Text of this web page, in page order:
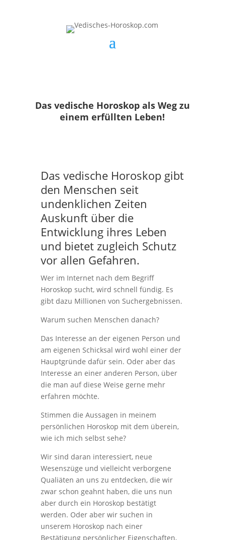
Das vedische Horoskop als Weg zu
einem erfüllten Leben!
Das vedische Horoskop gibt
den Menschen seit
undenklichen Zeiten
Auskunft über die
Entwicklung ihres Leben
und bietet zugleich Schutz
vor allen Gefahren.
Wer im Internet nach dem Begriff
Horoskop sucht, wird schnell fündig. Es
gibt dazu Millionen von Suchergebnissen.
Warum suchen Menschen danach?
Das Interesse an der eigenen Person und
am eigenen Schicksal wird wohl einer der
Hauptgründe dafür sein. Oder aber das
Interesse an einer anderen Person, über
die man auf diese Weise gerne mehr
erfahren möchte.
Stimmen die Aussagen in meinem
persönlichen Horoskop mit dem überein,
wie ich mich selbst sehe?
Wir sind daran interessiert, neue
Wesenszüge und vielleicht verborgene
Qualiäten an uns zu entdecken, die wir
zwar schon geahnt haben, die uns nun
aber durch ein Horoskop bestätigt
werden. Oder aber wir suchen in
unserem Horoskop nach einer
Bestätigung persönlicher Eigenschaften,